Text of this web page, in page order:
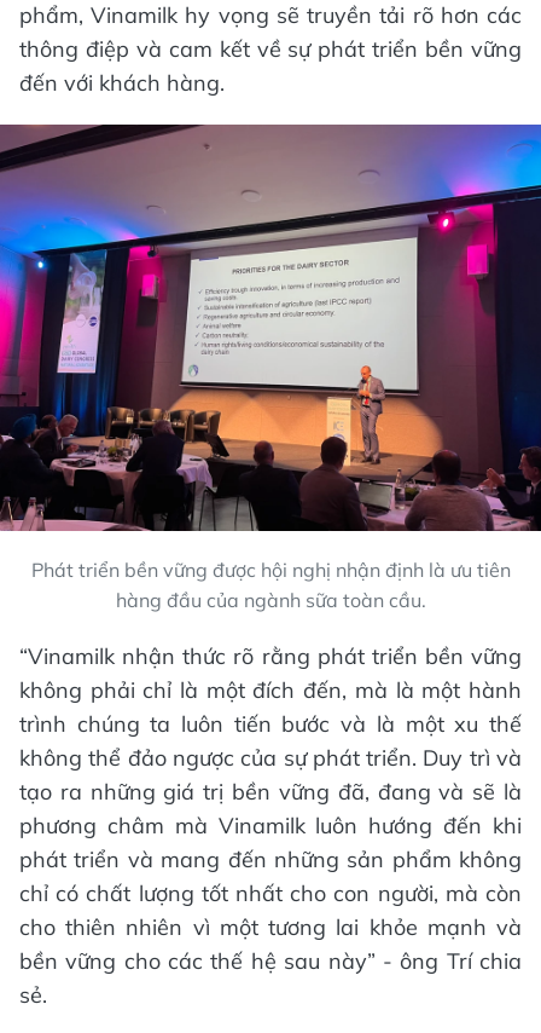
phẩm, Vinamilk hy vọng sẽ truyền tải rõ hơn các
thông điệp và cam kết về sự phát triển bền vững
đến với khách hàng.
Phát triển bền vững được hội nghị nhận định là ưu tiên
hàng đầu của ngành sữa toàn cầu.
“Vinamilk nhận thức rõ rằng phát triển bền vững
không phải chỉ là một đích đến, mà là một hành
trình chúng ta luôn tiến bước và là một xu thế
không thể đảo ngược của sự phát triển. Duy trì và
tạo ra những giá trị bền vững đã, đang và sẽ là
phương châm mà Vinamilk luôn hướng đến khi
phát triển và mang đến những sản phẩm không
chỉ có chất lượng tốt nhất cho con người, mà còn
cho thiên nhiên vì một tương lai khỏe mạnh và
bền vững cho các thế hệ sau này” - ông Trí chia
sẻ.